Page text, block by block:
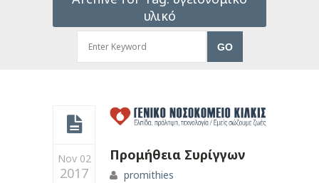
υλικό
Nov 02
2017
Προμήθεια Συρίγγων
promithies